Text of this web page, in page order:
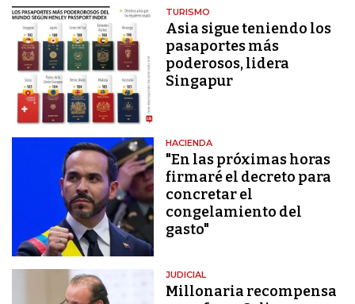
TURISMO
Asia sigue teniendo los
pasaportes más
poderosos, lidera
Singapur
HACIENDA
"En las próximas horas
firmaré el decreto para
concretar el
congelamiento del
gasto"
JUDICIAL
Millonaria recompensa